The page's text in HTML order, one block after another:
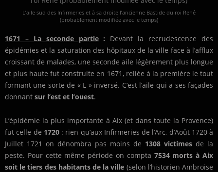
L’aile sud des Infirmeries et à sa droite l’ancienne Bastide du roi René
(probablement modifiée avec le temps)
1671 – La seconde partie: Devant la recrudescence des
épidémies et la saturation des hôpitaux de la ville face à l’afflux
croissant de malades, une seconde aile légèrement plus longue
et plus haute fut construite en 1671, reliée à la première le tout
formant une sorte de « L » inversé. C’est l’aile qui a ses façades
donnant sur l’est et l’ouest.
L’épidémie la plus importante à Aix (et dans toute la Provence)
fut celle de 1720: rien qu’aux Infirmeries de l’Arc, d’Août 1720 à
Juillet 1721 on dénombra pas moins de 1308 victimes de la
peste. Pour cette même période on compta 7534 morts à Aix
soit le tiers des habitants de la ville (selon l’historien Ambroise